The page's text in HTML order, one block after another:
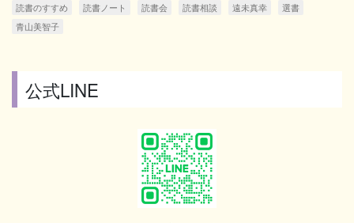
読書のすすめ
読書ノート 読書会 読書相談 遠未真幸
選書
青山美智子
公式LINE